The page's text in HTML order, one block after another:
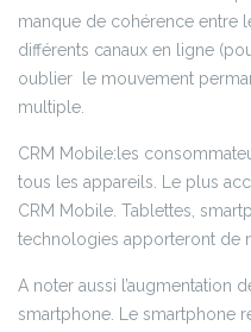
manque de cohérence entre
différents canaux en ligne
oublier le mouvement
multiple.
CRM Mobile:les
tous les appareils. Le plus
CRM Mobile. Tablettes,
technologies apporteront de
A noter aussi l’augmentation
smartphone. Le smartphone